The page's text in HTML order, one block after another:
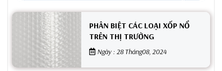
PHÂN BIỆT CÁC LOẠI XỐP NỔ
TRÊN THỊ TRƯỜNG
Ngày : 28 Tháng08, 2024